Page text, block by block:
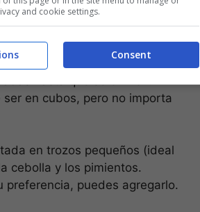
hasta que se enfríen.
en cubos, pero no importa
en trozos pequeños (ideal
cebolla y los pimientos.
puedes agregarlo.
and cookie settings.
Consent